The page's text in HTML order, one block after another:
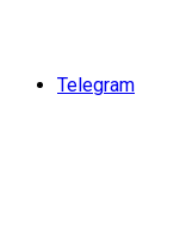
Telegram